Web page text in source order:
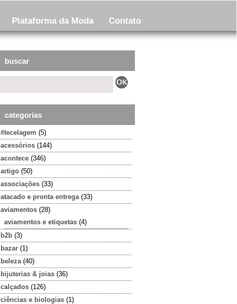
Plataforma da Moda Contato
buscar
categorias
#tecelagem (5)
acessórios (144)
acontece (346)
artigo (50)
associações (33)
atacado e pronta entrega (33)
aviamentos (28)
aviamentos e etiquetas (4)
b2b (3)
bazar (1)
beleza (40)
bijuterias & joias (36)
calçados (126)
ciências e biologias (1)